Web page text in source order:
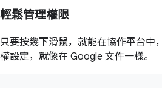
輕鬆管理權限
只要按幾下滑鼠，就能在協作平台中
權設定，就像在 Google 文件一樣。